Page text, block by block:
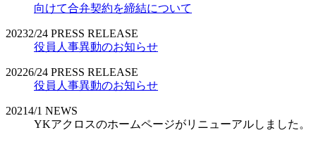
向けて合弁契約を締結について
20232/24 PRESS RELEASE
役員人事異動のお知らせ
20226/24 PRESS RELEASE
役員人事異動のお知らせ
20214/1 NEWS
YKアクロスのホームページがリニューアルしました。